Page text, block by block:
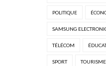
POLITIQUE
SAMSUNG
TÉLÉCOM
SPORT TOURISME